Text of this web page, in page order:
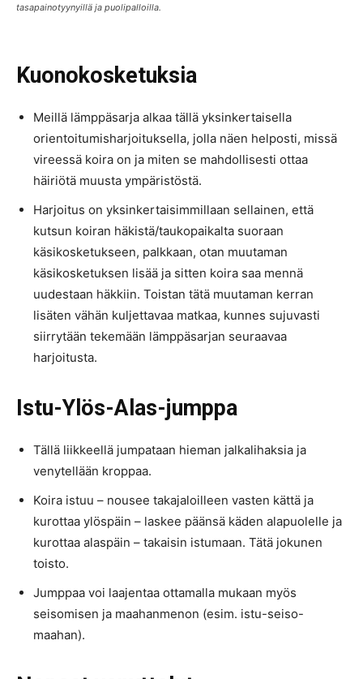
tasapainotyynyillä ja puolipalloilla.
Kuonokosketuksia
Meillä lämppäsarja alkaa tällä yksinkertaisella
orientoitumisharjoituksella, jolla näen helposti, missä
vireessä koira on ja miten se mahdollisesti ottaa
häiriötä muusta ympäristöstä.
Harjoitus on yksinkertaisimmillaan sellainen, että
kutsun koiran häkistä/taukopaikalta suoraan
käsikosketukseen, palkkaan, otan muutaman
käsikosketuksen lisää ja sitten koira saa mennä
uudestaan häkkiin. Toistan tätä muutaman kerran
lisäten vähän kuljettavaa matkaa, kunnes sujuvasti
siirrytään tekemään lämppäsarjan seuraavaa
harjoitusta.
Istu-Ylös-Alas-jumppa
Tällä liikkeellä jumpataan hieman jalkalihaksia ja
venytellään kroppaa.
Koira istuu – nousee takajaloilleen vasten kättä ja
kurottaa ylöspäin – laskee päänsä käden alapuolelle ja
kurottaa alaspäin – takaisin istumaan. Tätä jokunen
toisto.
Jumppaa voi laajentaa ottamalla mukaan myös
seisomisen ja maahanmenon (esim. istu-seiso-
maahan).